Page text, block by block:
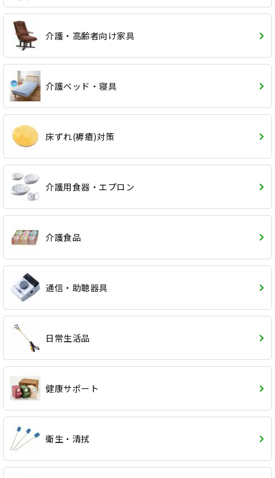
介護・高齢者向け家具
介護ベッド・寝具
床ずれ(褥瘡)対策
介護用食器・エプロン
介護食品
通信・助聴器具
日常生活品
健康サポート
衛生・清拭